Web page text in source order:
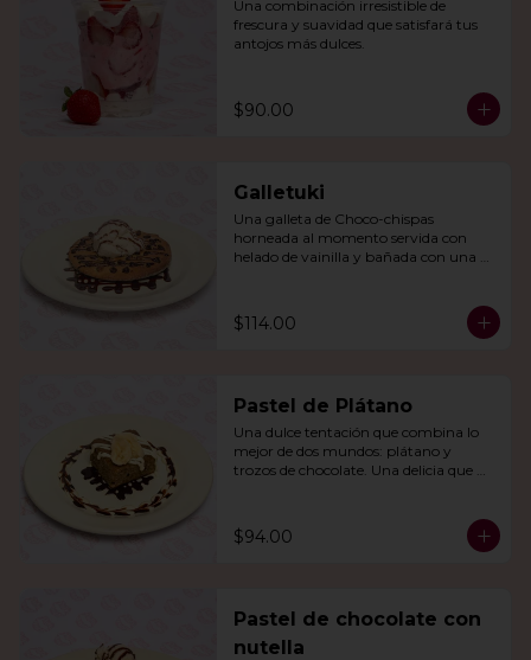
Una combinación irresistible de
frescura y suavidad que satisfará tus
antojos más dulces.
$90.00
Galletuki
Una galleta de Choco-chispas
horneada al momento servida con
helado de vainilla y bañada con una
$114.00
Pastel de Plátano
Una dulce tentación que combina lo
mejor de dos mundos: plátano y
trozos de chocolate. Una delicia que
$94.00
Pastel de chocolate con
nutella